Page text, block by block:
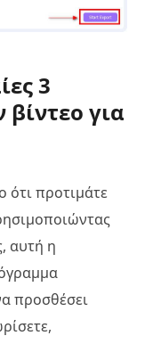
3
για
ότι προτιμάτε
αυτή η
προσθέσει